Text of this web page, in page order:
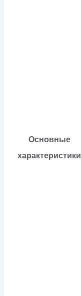
Основные
характеристики